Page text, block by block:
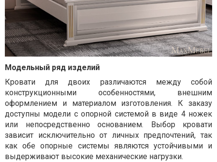
Модельный ряд изделий
Кровати для двоих различаются между собой
конструкционными особенностями, внешним
оформлением и материалом изготовления. К заказу
доступны модели с опорной системой в виде 4 ножек
или непосредственно основанием. Выбор кровати
зависит исключительно от личных предпочтений, так
как обе опорные системы являются устойчивыми и
выдерживают высокие механические нагрузки.